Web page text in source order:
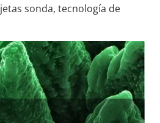
sonda, tecnología de